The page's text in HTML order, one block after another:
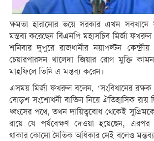
ক্ষমতা হারানোর ভয়ে সরকার এখন সবখানে
মন্তব্য করেছেন বিএনপি মহাসচিব মির্জা
শনিবার দুপুরে রাজধানীর নয়াপল্টন কেন্দ্রীয়
চেয়ারপারসন খালেদা জিয়ার রোগ মুক্তি
মাহফিলে তিনি এ মন্তব্য করেন।
এসময় মির্জা ফখরুল বলেন, ‘সংবিধানের রক্ষক
ষোড়শ সংশোধনী বাতিল নিয়ে ঐতিহাসিক রায়
ধ্বংসের পথে, তখন দায়িত্ববোধ থেকেই
রায়ে যে পর্যবেক্ষণ দেওয়া হয়েছেন, এরপর
থাকার কোনো নৈতিক অধিকার নেই বলেও